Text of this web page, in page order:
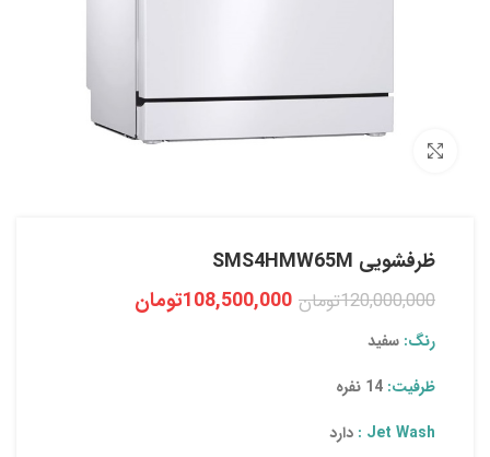
ظرفشویی SMS4HMW65M
120,000,000تومان 108,500,000تومان
رنگ: سفید
ظرفیت:
Jet Wash : دارد